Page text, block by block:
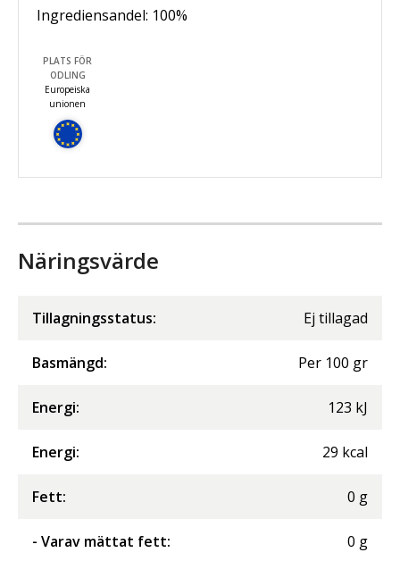
Ingrediensandel: 100%
PLATS FÖR
ODLING
Europeiska
unionen
Näringsvärde
Tillagningsstatus: Ej tillagad
Basmängd: Per 100 gr
Energi: 123 kJ
Energi: 29 kcal
Fett: 0 g
- Varav mättat fett: 0 g